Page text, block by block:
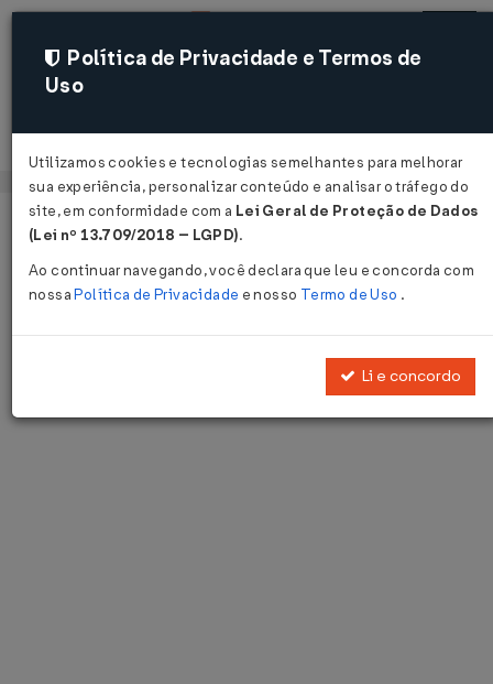
Acessar
Página Inicial Notícias
Notícias
Disponibilizamos as últimas notícias e destaques publicadas pelo
Política de Privacidade e Termos de
Uso
Utilizamos cookies e tecnologias semelhantes para melhorar
sua experiência, personalizar conteúdo e analisar o tráfego do
site, em conformidade com a Lei Geral de Proteção de Dados
(Lei nº 13.709/2018 – LGPD).
Ao continuar navegando, você declara que leu e concorda com
nossaPolítica de Privacidade e nosso Termo de Uso .
Li e concordo